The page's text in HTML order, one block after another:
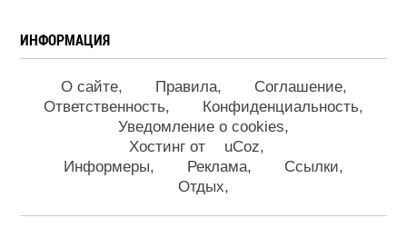
ИНФОРМАЦИЯ
О сайте Правила
Соглашение
Ответственность
Конфиденциальность
Уведомление о cookies
Хостинг от
uCoz
Информеры
Реклама
Ссылки
Отдых